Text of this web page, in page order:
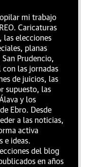
mi trabajo
Caricaturas
las elecciones
planas
Prudencio,
las jornadas
de juicios, las
supuesto, las
y los
Ebro. Desde
a las noticias,
activa
e ideas.
del blog
en años